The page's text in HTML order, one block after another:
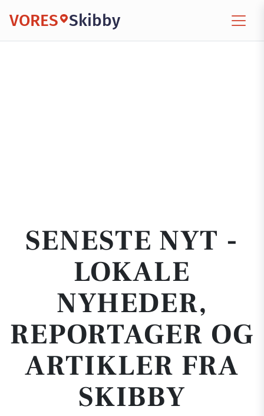
VORES Skibby
SENESTE NYT -
LOKALE
NYHEDER,
REPORTAGER OG
ARTIKLER FRA
SKIBBY